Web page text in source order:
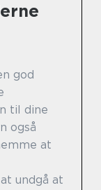
god
til dine
også
at
undgå at